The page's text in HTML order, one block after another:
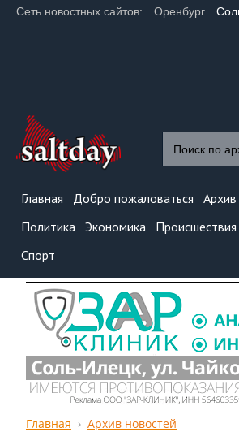
Сеть новостных сайтов: Оренбург
Главная Добро пожаловаться
Политика Экономика Происшествия
Спорт
Главная Архив новостей